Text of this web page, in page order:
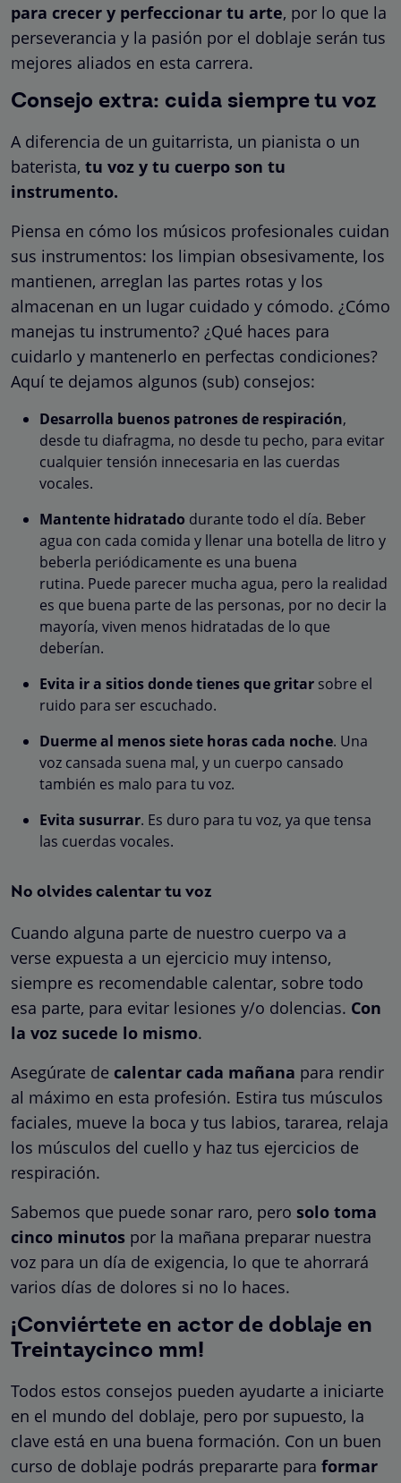
para crecer y perfeccionar tu arte, por lo que la
perseverancia y la pasión por el doblaje serán tus
mejores aliados en esta carrera.
Consejo extra: cuida siempre tu voz
A diferencia de un guitarrista, un pianista o un
baterista, tu voz y tu cuerpo son tu
instrumento.
Piensa en cómo los músicos profesionales cuidan
sus instrumentos: los limpian obsesivamente, los
mantienen, arreglan las partes rotas y los
almacenan en un lugar cuidado y cómodo. ¿Cómo
manejas tu instrumento? ¿Qué haces para
cuidarlo y mantenerlo en perfectas condiciones?
Aquí te dejamos algunos (sub) consejos:
Desarrolla buenos patrones de respiración,
desde tu diafragma, no desde tu pecho, para evitar
cualquier tensión innecesaria en las cuerdas
vocales.
Mantente hidratado durante todo el día. Beber
agua con cada comida y llenar una botella de litro y
beberla periódicamente es una buena
rutina. Puede parecer mucha agua, pero la realidad
es que buena parte de las personas, por no decir la
mayoría, viven menos hidratadas de lo que
deberían.
Evita ir a sitios donde tienes que gritar sobre el
ruido para ser escuchado.
Duerme al menos siete horas cada noche. Una
voz cansada suena mal, y un cuerpo cansado
también es malo para tu voz.
Evita susurrar. Es duro para tu voz, ya que tensa
las cuerdas vocales.
No olvides calentar tu voz
Cuando alguna parte de nuestro cuerpo va a
verse expuesta a un ejercicio muy intenso,
siempre es recomendable calentar, sobre todo
esa parte, para evitar lesiones y/o dolencias. Con
la voz sucede lo mismo.
Asegúrate de calentar cada mañana para rendir
al máximo en esta profesión. Estira tus músculos
faciales, mueve la boca y tus labios, tararea, relaja
los músculos del cuello y haz tus ejercicios de
respiración.
Sabemos que puede sonar raro, pero solo toma
cinco minutos por la mañana preparar nuestra
voz para un día de exigencia, lo que te ahorrará
varios días de dolores si no lo haces.
¡Conviértete en actor de doblaje en
Treintaycinco mm!
Todos estos consejos pueden ayudarte a iniciarte
en el mundo del doblaje, pero por supuesto, la
clave está en una buena formación. Con un buen
curso de doblaje podrás prepararte para formar